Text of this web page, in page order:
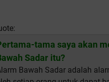
tama saya akan
Sadar itu?
Bawah Sadar adalah